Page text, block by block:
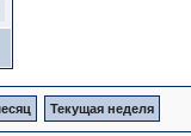
Текущая неделя